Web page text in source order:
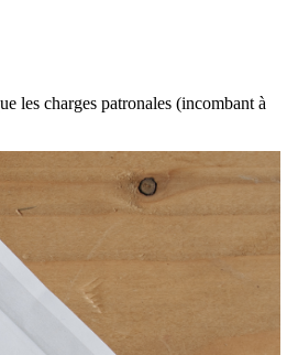
les charges patronales (incombant à